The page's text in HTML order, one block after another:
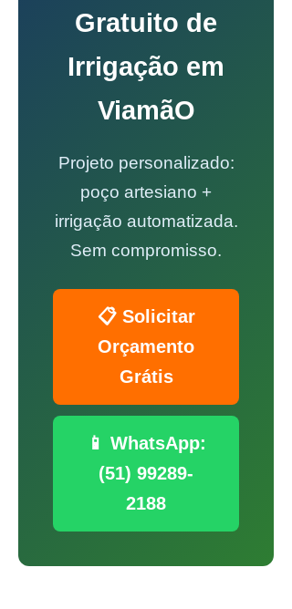
Gratuito de
Irrigação em
ViamãO
Projeto personalizado:
poço artesiano +
irrigação automatizada.
Sem compromisso.
📋 Solicitar
Orçamento
Grátis
📱 WhatsApp:
(51) 99289-
2188